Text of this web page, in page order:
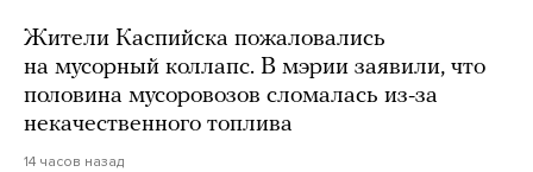
Жители Каспийска пожаловались
на мусорный коллапс. В мэрии заявили, что
половина мусоровозов сломалась из-за
некачественного топлива
14 часов назад